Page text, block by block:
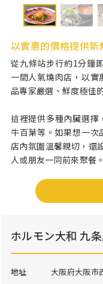
以實惠的價格提供新
從九條站步行約1分鐘
一間人氣燒肉店，以
品專家嚴選、鮮度極佳
這裡提供多種內臟選擇
牛百葉等。如果想一次
店內氛圍溫馨親切，還
人或朋友一同前來聚餐。
ホルモン大和 九
地址 大阪府大阪市